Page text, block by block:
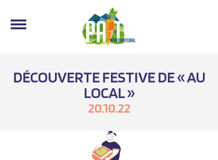
DÉCOUVERTE FESTIVE DE « AU
LOCAL »
20.10.22